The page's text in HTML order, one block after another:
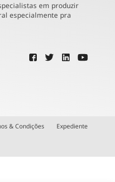
em produzir
especialmente pra
& Condições Expediente